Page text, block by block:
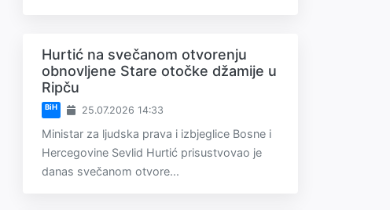
Hurtić na svečanom otvorenju
obnovljene Stare otočke džamije u
Ripču
BiH 25.07.2026 14:33
Ministar za ljudska prava i izbjeglice Bosne i
Hercegovine Sevlid Hurtić prisustvovao je
danas svečanom otvore...